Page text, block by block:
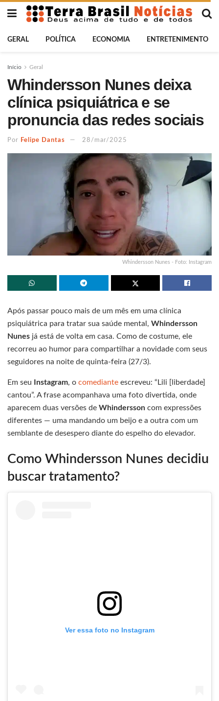
GERAL POLÍTICA ECONOMIA ENTRETENIMENTO
Início Geral
Whindersson Nunes deixa
clínica psiquiátrica e se
pronuncia das redes sociais
Por Felipe Dantas 28/mar/2025
Whindersson Nunes - Foto: Instagram
Após passar pouco mais de um mês em uma clínica
psiquiátrica para tratar sua saúde mental, Whindersson
Nunes já está de volta em casa. Como de costume, ele
recorreu ao humor para compartilhar a novidade com seus
seguidores na noite de quinta-feira (27/3).
Em seu Instagram, o comediante escreveu: “Lili [liberdade]
cantou”. A frase acompanhava uma foto divertida, onde
aparecem duas versões de Whindersson com expressões
diferentes — uma mandando um beijo e a outra com um
semblante de desespero diante do espelho do elevador.
Como Whindersson Nunes decidiu
buscar tratamento?
Ver essa foto no Instagram